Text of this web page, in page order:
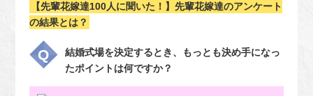
【先輩花嫁達100人に聞いた！】先輩花嫁達のアンケート
の結果とは？
結婚式場を決定するとき、もっとも決め手になっ
たポイントは何ですか？